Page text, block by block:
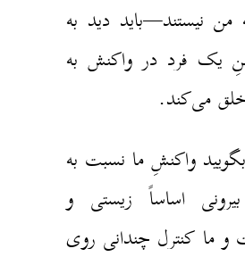
نیستند—باید دید به
یک فرد در واکنش به
می‌کند.
واکنشِ ما نسبت به
اساساً زیستی و
و ما کنترل چندانی روی